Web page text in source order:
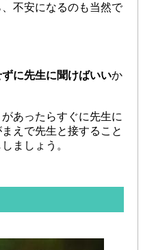
不安になるのも当然で
に先生に聞けばいいか
あったらすぐに先生に
えで先生と接すること
ましょう。